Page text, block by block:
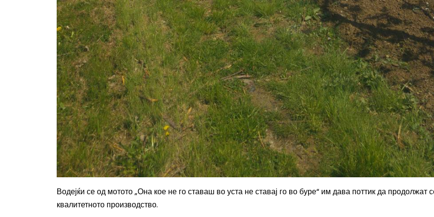
Водејќи се од мотото „Она кое не го ставаш во уста не ставај го во буре“ им дава поттик да продолжат
квалитетното производство.